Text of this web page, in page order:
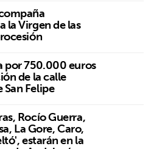
la Virgen de las
por 750.000 euros
de la calle
Felipe
Rocío Guerra,
La Gore, Caro,
estarán en la